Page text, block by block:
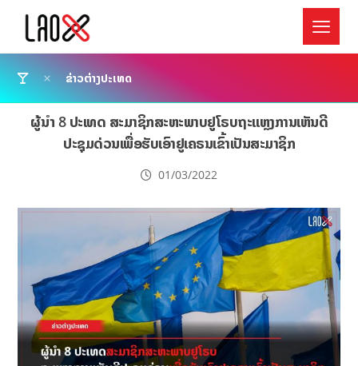
ຂ່າວຕ່າງປະເທດ
ຜູ້ນຳ 8 ປະເທດ ສະມາຊິກສະຫະພາບຢູໂຣບຖະແຫຼງການເຫັນດີ
ປະຊຸມດ່ວນເພື່ອຮັບເອົາຢູເຄຣນເຂົ້າເປັນສະມາຊິກ
01/03/2022